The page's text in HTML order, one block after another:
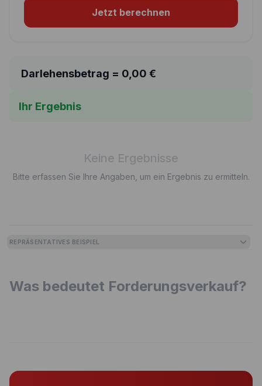
Jetzt berechnen
Darlehensbetrag = 0,00 €
Ihr Ergebnis
Keine Ergebnisse
Bitte erfassen Sie Ihre Angaben, um ein Ergebnis zu ermitteln.
REPRÄSENTATIVES BEISPIEL
Was bedeutet Forderungsverkauf?